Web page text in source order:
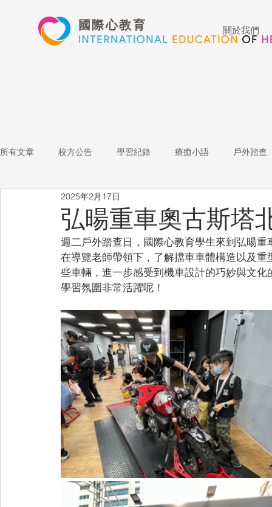
國際心教育 關於我們
所有文章 校方公告 學習紀錄 療癒小語 戶外踏查
表演藝術
心文藝競賽 國際教育 Star of the Week 教師增能
弘暘重車奧古斯塔
2025年2月17日
週二戶外踏查日，國際心教育學生來到弘暘重
在導覽老師帶領下，了解擋車車體構造以及
些車輛，進一步感受到機車設計的巧妙與文
學習氛圍非常活躍呢！